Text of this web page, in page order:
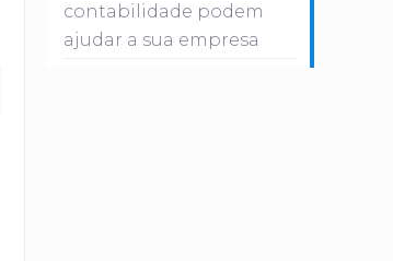
contabilidade podem
ajudar a sua empresa